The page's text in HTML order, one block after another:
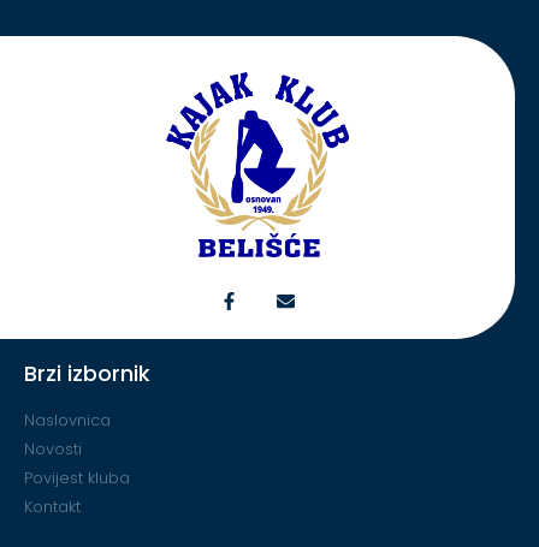
Brzi izbornik
Naslovnica
Novosti
Povijest kluba
Kontakt